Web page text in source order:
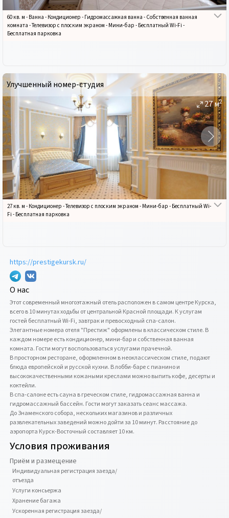
60 кв. м - Ванна - Кондиционер - Гидромассажная ванна - Собственная ванная
комната -Телевизор с плоским экраном - Мини-бар - Бесплатный Wi-Fi -
Бесплатная парковка
Улучшенный номер-студия
27м2
27 кв. м - Кондиционер -Телевизор с плоским экраном - Мини-бар - Бесплатный Wi-
Fi - Бесплатная парковка
https://prestigekursk.ru/
О нас
Этот современный многоэтажный отель расположен в самом центре Курска,
всего в 10 минутах ходьбы от центральной Красной площади. К услугам
гостей бесплатный Wi-Fi, завтрак и превосходный спа-салон.
Элегантные номера отеля "Престиж" оформлены в классическом стиле. В
каждом номере есть кондиционер, мини-бар и собственная ванная
комната. Гости могут воспользоваться услугами прачечной.
В просторном ресторане, оформленном в неоклассическом стиле, подают
блюда европейской и русской кухни. В лобби-баре с пианино и
высококачественными кожаными креслами можно выпить кофе, десерты и
коктейли.
В спа-салоне есть сауна в греческом стиле, гидромассажная ванна и
гидромассажный бассейн. Гости могут заказать сеанс массажа.
До Знаменского собора, нескольких магазинов и различных
развлекательных заведений можно дойти за 10 минут. Расстояние до
аэропорта Курск-Восточный составляет 10 км.
Условия проживания
Приём и размещение
Индивидуальная регистрация заезда/
отъезда
Услуги консьержа
Хранение багажа
Ускоренная регистрация заезда/